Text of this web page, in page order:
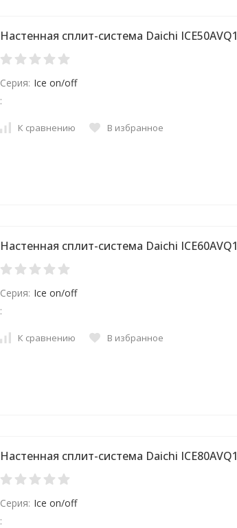
Настенная сплит-система Daichi ICE50AVQ1
Серия: Ice on/off
:
К сравнению В избранное
Настенная сплит-система Daichi ICE60AVQ1
Серия: Ice on/off
:
К сравнению В избранное
Настенная сплит-система Daichi ICE80AVQ1
Серия: Ice on/off
: